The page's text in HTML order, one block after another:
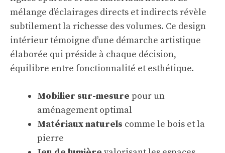
mélange d’éclairages directs et indirects révèle
subtilement la richesse des volumes. Ce design
intérieur témoigne d’une démarche artistique
élaborée qui préside à chaque décision,
équilibre entre fonctionnalité et esthétique.
Mobilier sur-mesure pour un
aménagement optimal
Matériaux naturels comme le bois et la
pierre